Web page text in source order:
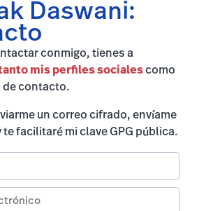
Daswani:
conmigo, tienes a
mis perfiles socialescomo
de contacto.
un correo cifrado, envíame
te facilitaré mi clave GPG pública.